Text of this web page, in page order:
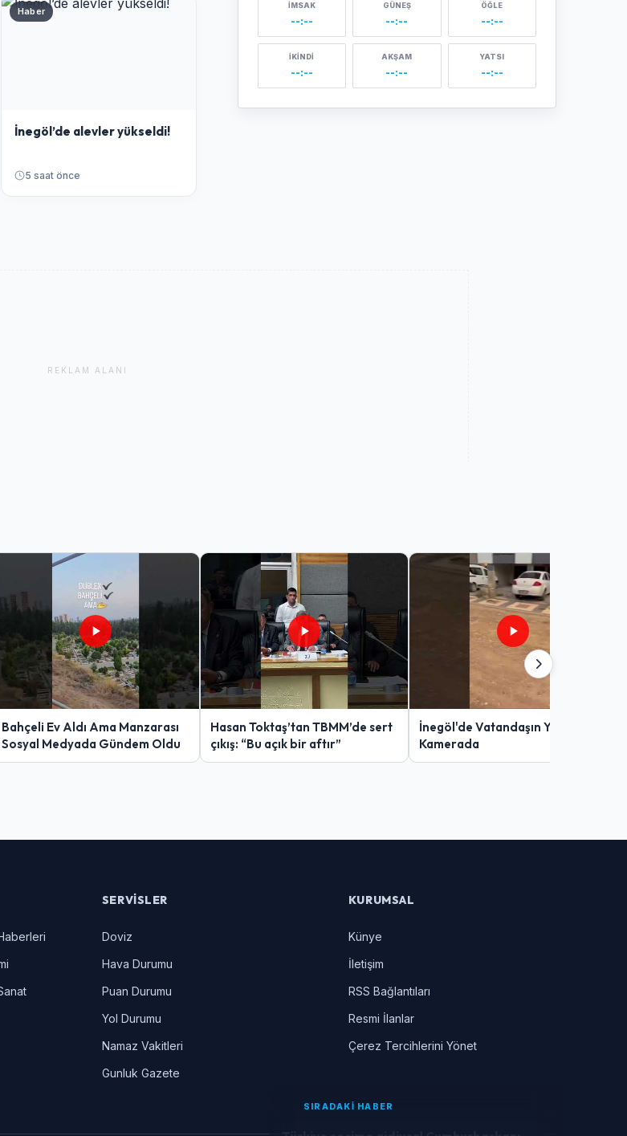
Haber
İnegöl’de alevler yükseldi!
5 saat önce
İMSAK
--:--
GÜNEŞ
--:--
ÖĞLE
--:--
İKINDI
--:--
AKŞAM
--:--
YATSI
--:--
REKLAM ALANI
Bahçeli Ev Aldı Ama Manzarası
Sosyal Medyada Gündem Oldu
Hasan Toktaş’tan TBMM’de sert
çıkış: “Bu açık bir aftır”
İnegöl'de Vatandaşın Yol Çilesi
Kamerada
SERVISLER
Doviz
Hava Durumu
Puan Durumu
Yol Durumu
Namaz Vakitleri
Gunluk Gazete
KURUMSAL
Künye
İletişim
RSS Bağlantıları
Resmi İlanlar
Çerez Tercihlerini Yönet
SIRADAKİ HABER